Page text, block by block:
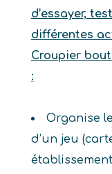
d’essayer,
différentes
Croupier
:
Organise
d’un jeu